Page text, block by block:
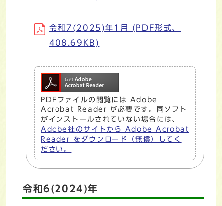
令和7(2025)年1月 (PDF形式、
408.69KB)
PDFファイルの閲覧には Adobe
Acrobat Reader が必要です。同ソフト
がインストールされていない場合には、
Adobe社のサイトから Adobe Acrobat
Reader をダウンロード（無償）してく
ださい。
令和6(2024)年